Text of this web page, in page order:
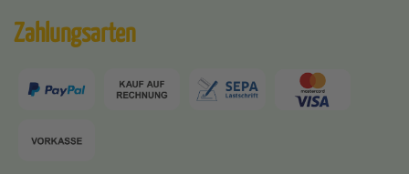
Zahlungsarten